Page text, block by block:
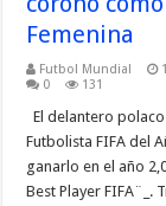
Femenina
Futbol Mundial
0
131
El delantero
Futbolista FIFA del
ganarlo en el año
Best Player FIFA¨_.